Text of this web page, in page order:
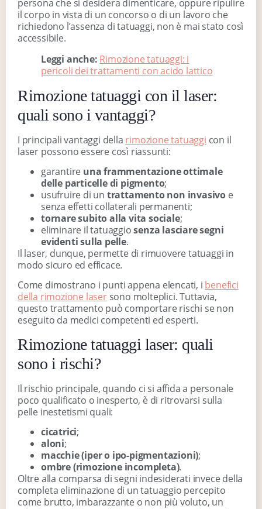
persona che si desidera dimenticare, oppure ripulire
il corpo in vista di un concorso o di un lavoro che
richiedono l’assenza di tatuaggi, non è mai stato così
accessibile.
Leggi anche: Rimozione tatuaggi: i
pericoli dei trattamenti con acido lattico
Rimozione tatuaggi con il laser:
quali sono i vantaggi?
I principali vantaggi della rimozione tatuaggi con il
laser possono essere così riassunti:
garantire una frammentazione ottimale
delle particelle di pigmento;
usufruire di un trattamento non invasivo e
senza effetti collaterali permanenti;
tornare subito alla vita sociale;
eliminare il tatuaggiosenza lasciare segni
evidenti sulla pelle.
Il laser, dunque, permette di rimuovere tatuaggi in
modo sicuro ed efficace.
Come dimostrano i punti appena elencati, i benefici
della rimozione lasersono molteplici. Tuttavia,
questo trattamento può comportare rischi se non
eseguito da medici competenti ed esperti.
Rimozione tatuaggi laser: quali
sono i rischi?
Il rischio principale, quando ci si affida a personale
poco qualificato o inesperto, è di ritrovarsi sulla
pelle inestetismi quali:
cicatrici;
aloni;
macchie (iper o ipo-pigmentazioni);
ombre (rimozione incompleta).
Oltre alla comparsa di segni indesiderati invece della
completa eliminazione di un tatuaggio percepito
come brutto, imbarazzante o non più voluto, un